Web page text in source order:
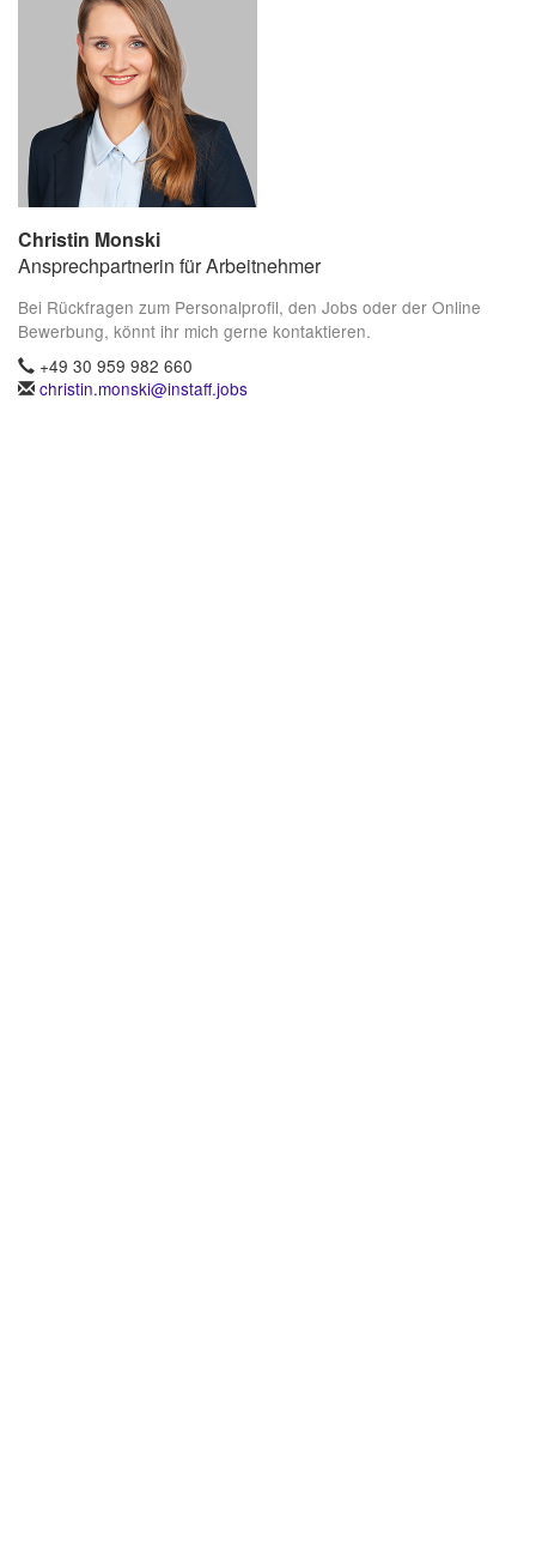
Christin Monski
Ansprechpartnerin für Arbeitnehmer
Bei Rückfragen zum Personalprofil, den Jobs oder der Online
Bewerbung, könnt ihr mich gerne kontaktieren.
+49 30 959 982 660
christin.monski@instaff.jobs